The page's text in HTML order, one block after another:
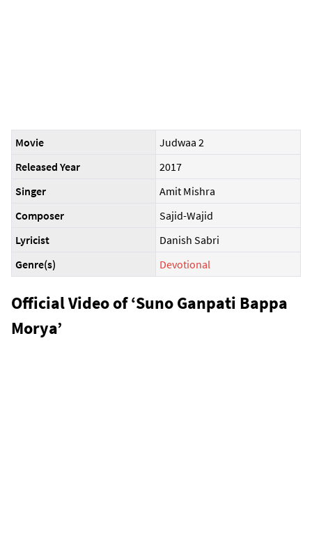
Movie
Judwaa 2
Released Year
2017
Singer
Amit Mishra
Composer
Sajid-Wajid
Lyricist
Danish Sabri
Genre(s)
Devotional
Official Video of ‘Suno Ganpati Bappa
Morya’